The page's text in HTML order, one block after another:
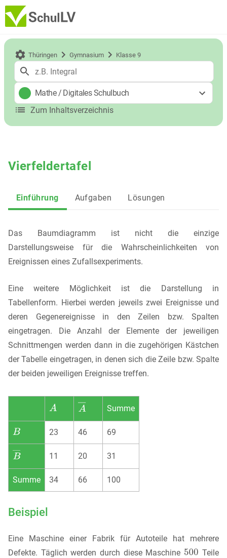
Thüringen Gymnasium Klasse 9
Mathe/ Digitales Schulbuch
Zum Inhaltsverzeichnis
Vierfeldertafel
Einführung Aufgaben Lösungen
Das Baumdiagramm ist nicht die einzige
Darstellungsweise für die Wahrscheinlichkeiten von
Ereignissen eines Zufallsexperiments.
Eine weitere Möglichkeit ist die Darstellung in
Tabellenform. Hierbei werden jeweils zwei Ereignisse und
deren Gegenereignisse in den Zeilen bzw. Spalten
eingetragen. Die Anzahl der Elemente der jeweiligen
Schnittmengen werden dann in die zugehörigen Kästchen
der Tabelle eingetragen, in denen sich die Zeile bzw. Spalte
der beiden jeweiligen Ereignisse treffen.
Summe
23 46 69
11 20 31
Summe 34 66 100
Beispiel
Eine Maschine einer Fabrik für Autoteile hat mehrere
Defekte. Täglich werden durch diese Maschine
Teile